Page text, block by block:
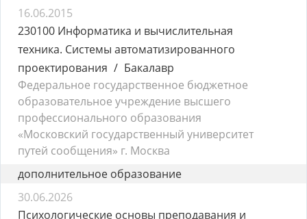
16.06.2015
230100 Информатика и вычислительная
техника. Системы автоматизированного
проектирования
Бакалавр
Федеральное государственное бюджетное
образовательное учреждение высшего
профессионального образования
«Московский государственный университет
путей сообщения» г. Москва
дополнительное образование
30.06.2026
Психологические основы преподавания и